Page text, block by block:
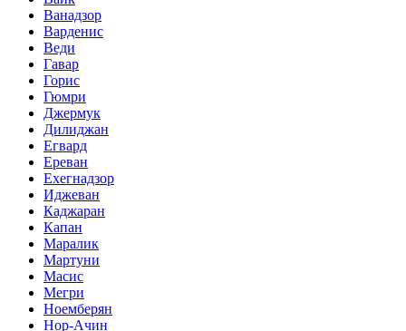
Ванадзор
Варденис
Веди
Гавар
Горис
Гюмри
Джермук
Дилиджан
Егвард
Ереван
Ехегнадзор
Иджеван
Каджаран
Капан
Маралик
Мартуни
Масис
Мегри
Ноемберян
Нор-Ачин